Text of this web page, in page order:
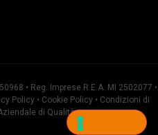
• Reg. Imprese R.E.A. MI 2502077 •
Policy• Cookie Policy• Condizioni di
di Qualità